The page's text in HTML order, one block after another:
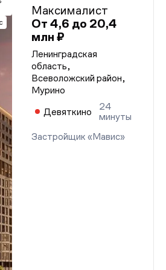
от 27.09.2024 г.
от 27.09.2024 г.
от 27.09.2024 г.
от 27.09.2024 г.
от 27.09.2024 г.
от 27.09.2024 г.
от 27.09.2024 г.
от 27.09.2024 г.
от 27.09.2024 г.
от 27.09.2024 г.
от 27.09.2024 г.
от 27.09.2024 г.
от 27.09.2024 г.
от 27.09.2024 г.
от 27.09.2024 г.
от 27.09.2024 г.
от 27.09.2024 г.
от 27.09.2024 г.
от 27.09.2024 г.
от 27.09.2024 г.
от 27.09.2024 г.
от 27.09.2024 г.
от 27.09.2024 г.
от 27.09.2024 г.
от 27.09.2024 г.
от 27.09.2024 г.
Максималист
От 4,6 до 20,4
млн ₽
Ленинградская
область,
Всеволожский район,
Мурино
Девяткино
24
минуты
Застройщик «Мавис»